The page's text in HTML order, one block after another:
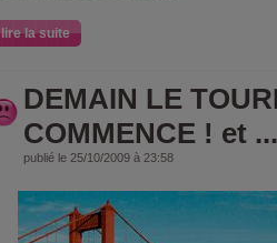
lire la suite
DEMAIN LE
COMMENCE ! et
publié le 25/10/2009 à 23:58